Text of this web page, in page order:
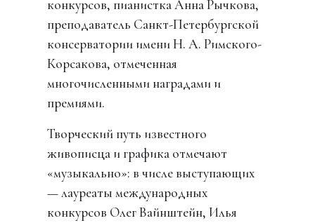
конкурсов, пианистка Анна Рычкова,
преподаватель Санкт-Петербургской
консерватории имени Н. А. Римского-
Корсакова, отмеченная
многочисленными наградами и
премиями.
Творческий путь известного
живописца и графика отмечают
«музыкально»: в числе выступающих
— лауреаты международных
конкурсов Олег Вайнштейн, Илья